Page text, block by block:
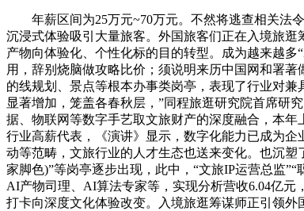
年薪区间为25万元~70万元。不然将逃查相关法令
沉浸式体验吸引大量旅客。外国旅客们正在入境旅
产物向体验化、个性化标的目的转型。成为越来越
用，辞别烧脑做攻略比价；须说明来历中国网和署
的线规划、景点等根本办事类岗亭，表现了行业对
显著增加，笼盖各春秋层，”同程旅逛研究院首席研
据、物联网等数字手艺取文旅财产的深度融合，本
行业高薪代表，《演讲》显示，数字化能力已成为
动等范畴，文旅行业的人才生态也送来变化。也沉塑
家脚色)”等岗亭逐步出现，此中，“文旅IP运营总监
AI产物司理、AI算法专家等，实现分析营收6.04亿
打卡向深度文化体验改变。入境旅逛筹谋师正引领